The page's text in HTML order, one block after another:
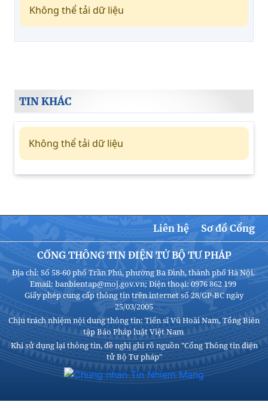
Không thể tải dữ liệu
TIN KHÁC
Không thể tải dữ liệu
Liên hệ Sơ đồ Cổng
CỔNG THÔNG TIN ĐIỆN TỬ BỘ TƯ PHÁP
Địa chỉ: Số 58-60 phố Trần Phú, phường Ba Đình, thành phố Hà Nội.
Email: banbientap@moj.gov.vn; Điện thoại: 0976 862 199
Giấy phép cung cấp thông tin trên internet số 28/GP-BC ngày
25/03/2005
Chịu trách nhiệm nội dung thông tin: Tiến sĩ Vũ Hoài Nam, Tổng Biên
tập Báo Pháp luật Việt Nam
Khi sử dụng lại thông tin, đề nghị ghi rõ nguồn "Cổng Thông tin điện
tử Bộ Tư pháp"